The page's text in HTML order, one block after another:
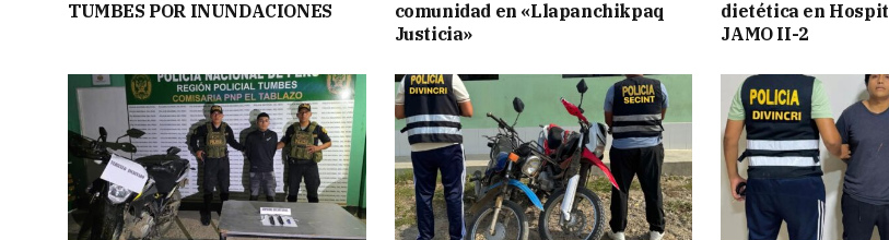
TUMBES POR INUNDACIONES
comunidad en «Llapanchikpaq
Justicia»
dietética en
JAMO II-2